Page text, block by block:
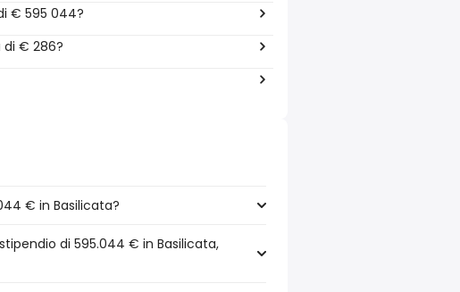
€ 595 044?
€ 286?
€ in Basilicata?
di 595.044 € in Basilicata,